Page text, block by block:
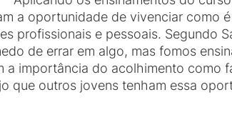
a oportunidade de vivenciar como
profissionais e pessoais. Segundo
de errar em algo, mas fomos
a importância do acolhimento como
que outros jovens tenham essa